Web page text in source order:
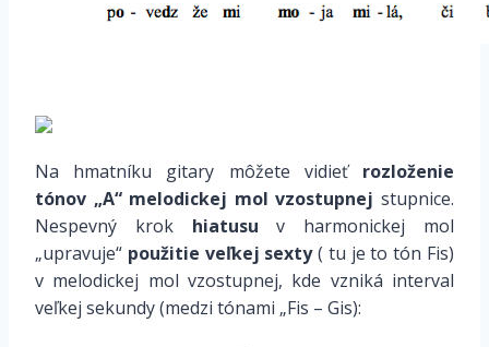
Na hmatníku gitary môžete vidieť rozloženie
tónov „A“ melodickej mol vzostupnej stupnice.
Nespevný krok hiatusu v harmonickej mol
„upravuje“ použitie veľkej sexty( tu je to tón Fis)
v melodickej mol vzostupnej, kde vzniká interval
veľkej sekundy (medzi tónami „Fis – Gis):